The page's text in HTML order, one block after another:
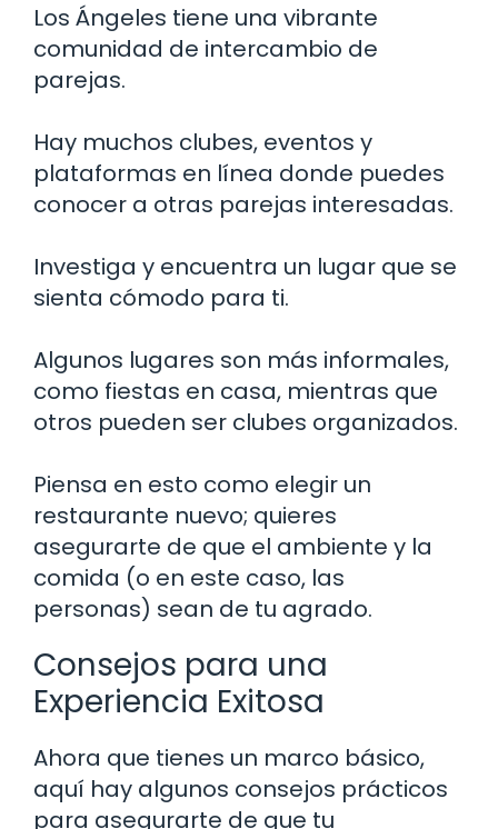
Los Ángeles tiene una vibrante
comunidad de intercambio de
parejas.
Hay muchos clubes, eventos y
plataformas en línea donde puedes
conocer a otras parejas interesadas.
Investiga y encuentra un lugar que se
sienta cómodo para ti.
Algunos lugares son más informales,
como fiestas en casa, mientras que
otros pueden ser clubes organizados.
Piensa en esto como elegir un
restaurante nuevo; quieres
asegurarte de que el ambiente y la
comida (o en este caso, las
personas) sean de tu agrado.
Consejos para una
Experiencia Exitosa
Ahora que tienes un marco básico,
aquí hay algunos consejos prácticos
para asegurarte de que tu